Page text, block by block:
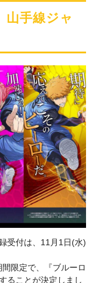
手線ジャ
受付は、11月1日(水)
限定で、『ブルーロ
ることが決定しまし